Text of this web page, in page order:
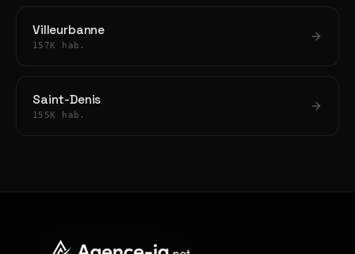
Villeurbanne
157K hab.
Saint-Denis
155K hab.